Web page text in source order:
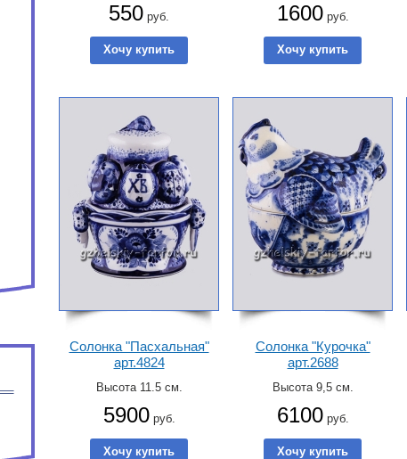
550 руб. 1600руб.
Солонка "Пасхальная"
арт.4824
Высота 11.5 см.
5900руб.
Солонка "Курочка"
арт.2688
Высота 9,5 см.
6100руб.